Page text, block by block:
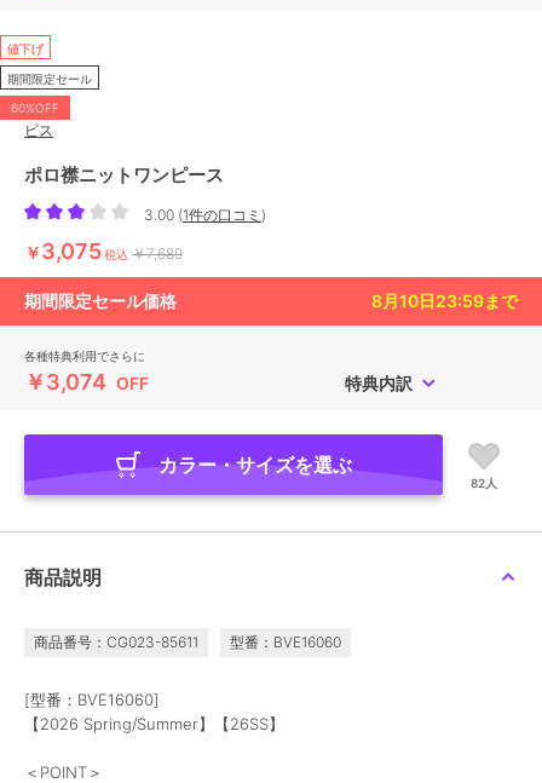
値下げ
期間限定セール
60%OFF
ビス
ポロ襟ニットワンピース
3.00 (1件の口コミ )
￥3,075税込 ￥7,689
期間限定セール価格 8月10日23:59まで
各種特典利用でさらに
￥3,074 OFF 特典内訳
カラー・サイズを選ぶ
82人
商品説明
商品番号：CG023-85611 型番：BVE16060
[型番：BVE16060]
【2026 Spring/Summer】【26SS】
＜POINT＞